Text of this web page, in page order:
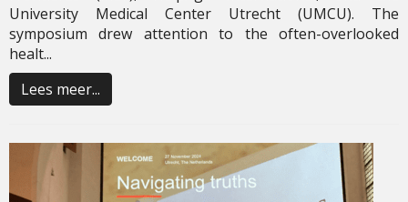
University Medical Center Utrecht (UMCU). The
symposium drew attention to the often-overlooked
healt...
Lees meer...